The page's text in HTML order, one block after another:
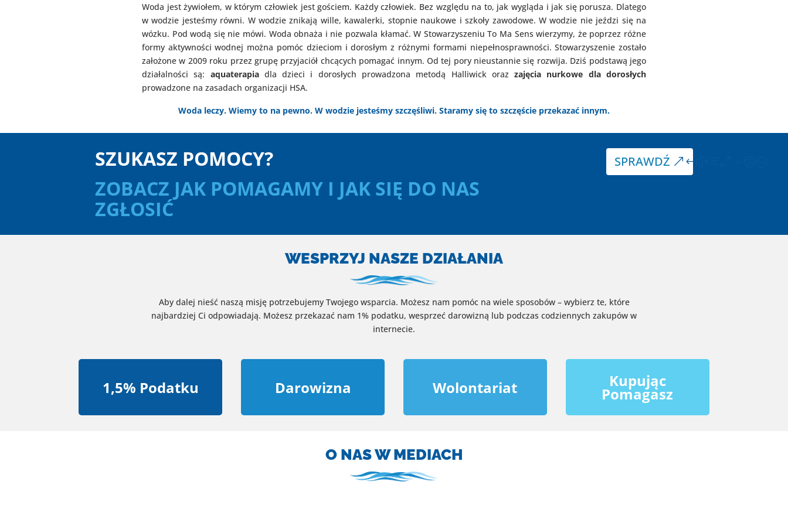
Woda jest żywiołem, w którym człowiek jest gościem. Każdy człowiek. Bez względu na to, jak wygląda i jak się porusza. Dlatego
w wodzie jesteśmy równi. W wodzie znikają wille, kawalerki, stopnie naukowe i szkoły zawodowe. W wodzie nie jeździ się na
wózku. Pod wodą się nie mówi. Woda obnaża i nie pozwala kłamać. W Stowarzyszeniu To Ma Sens wierzymy, że poprzez różne
formy aktywności wodnej można pomóc dzieciom i dorosłym z różnymi formami niepełnosprawności. Stowarzyszenie zostało
założone w 2009 roku przez grupę przyjaciół chcących pomagać innym. Od tej pory nieustannie się rozwija. Dziś podstawą jego
działalności są: aquaterapiadla dzieci i dorosłych prowadzona metodą Halliwick orazzajęcia nurkowe dla dorosłych
prowadzone na zasadach organizacji HSA.
Woda leczy. Wiemy to na pewno. W wodzie jesteśmy szczęśliwi. Staramy się to szczęście przekazać innym.
SZUKASZ POMOCY?
ZOBACZ JAK POMAGAMY I JAK SIĘ DO NAS
ZGŁOSIĆ
SPRAWDŹ
WESPRZYJ NASZE DZIAŁANIA
Aby dalej nieść naszą misję potrzebujemy Twojego wsparcia. Możesz nam pomóc na wiele sposobów – wybierz te, które
najbardziej Ci odpowiadają. Możesz przekazać nam 1% podatku, wesprzeć darowizną lub podczas codziennych zakupów w
internecie.
1,5% Podatku Darowizna Wolontariat Kupując
Pomagasz
O NAS W MEDIACH